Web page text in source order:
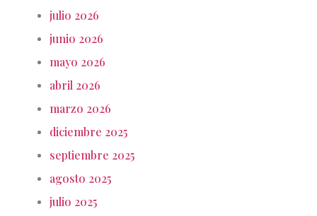
julio 2026
junio 2026
mayo 2026
abril 2026
marzo 2026
diciembre 2025
septiembre 2025
agosto 2025
julio 2025